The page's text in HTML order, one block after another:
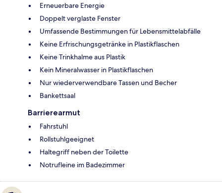
Erneuerbare Energie
Doppelt verglaste Fenster
Umfassende Bestimmungen für Lebensmittelabfälle
Keine Erfrischungsgetränke in Plastikflaschen
Keine Trinkhalme aus Plastik
Kein Mineralwasser in Plastikflaschen
Nur wiederverwendbare Tassen und Becher
Bankettsaal
Barrierearmut
Fahrstuhl
Rollstuhlgeeignet
Haltegriff neben der Toilette
Notrufleine im Badezimmer